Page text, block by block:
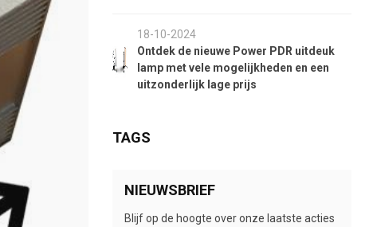
18-10-2024
Ontdek de nieuwe Power PDR uitdeuk
lamp met vele mogelijkheden en een
uitzonderlijk lage prijs
TAGS
NIEUWSBRIEF
Blijf op de hoogte over onze laatste acties